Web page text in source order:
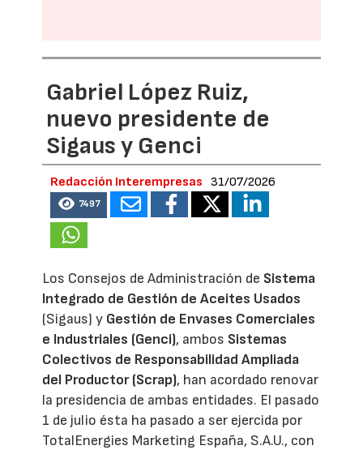
Gabriel López Ruiz,
nuevo presidente de
Sigaus y Genci
Redacción Interempresas 31/07/2026
7497
Los Consejos de Administración de Sistema
Integrado de Gestión de Aceites Usados
(Sigaus) y Gestión de Envases Comerciales
e Industriales (Genci), ambos Sistemas
Colectivos de Responsabilidad Ampliada
del Productor (Scrap), han acordado renovar
la presidencia de ambas entidades. El pasado
1 de julio ésta ha pasado a ser ejercida por
TotalEnergies Marketing España, S.A.U., con